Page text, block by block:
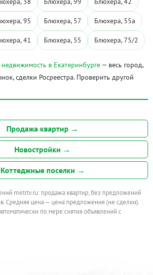
95 Блюхера, 57 Блюхера, 55а
41 Блюхера, 55 Блюхера, 75/2
в Екатеринбурге — весь город,
сделки Росреестра. Проверить другой
Продажа квартир →
Новостройки →
Коттеджные поселки →
metrtv.ru: продажа квартир, без предложений
Средняя цена — цена предложения (не сделки).
по мере снятия объявлений с